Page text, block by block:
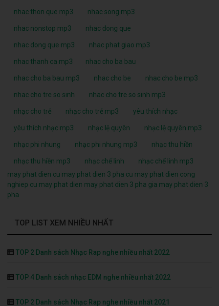
nhac thon que mp3 nhac song mp3
nhac nonstop mp3 nhac dong que
nhac dong que mp3 nhac phat giao mp3
nhac thanh ca mp3 nhac cho ba bau
nhac cho ba bau mp3 nhac cho be nhac cho be mp3
nhac cho tre so sinh nhac cho tre so sinh mp3
nhạc cho trẻ nhạc cho trẻ mp3 yêu thích nhạc
yêu thích nhạc mp3 nhạc lệ quyên nhạc lệ quyên mp3
nhạc phi nhung nhạc phi nhung mp3 nhạc thu hiền
nhạc thu hiền mp3 nhạc chế linh
nhạc chế linh mp3
may phat dien cu may phat dien 3 pha cu may phat dien cong
nghiep cu may phat dien may phat dien 3 pha gia may phat dien 3
pha
TOP LIST XEM NHIỀU NHẤT
TOP 2 Danh sách Nhạc Rap nghe nhiều nhất 2022
TOP 4 Danh sách nhạc EDM nghe nhiều nhất 2022
TOP 2 Danh sách Nhạc Rap nghe nhiều nhất 2021